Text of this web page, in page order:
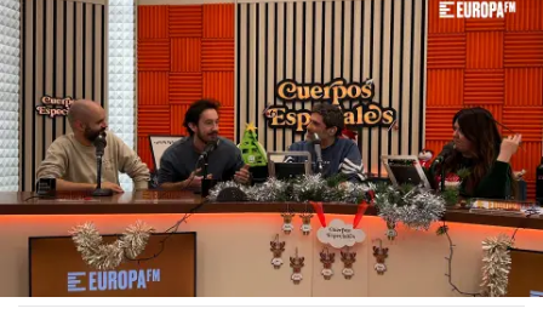
Europa FM
Madrid 19/12/2025 10:29